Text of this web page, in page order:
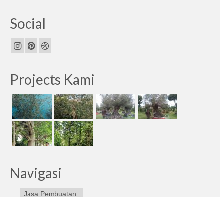
Social
Projects Kami
Navigasi
Jasa Pembuatan